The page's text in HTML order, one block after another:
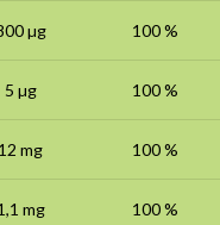
µg 100 %
5 µg 100 %
12 mg 100 %
mg 100 %